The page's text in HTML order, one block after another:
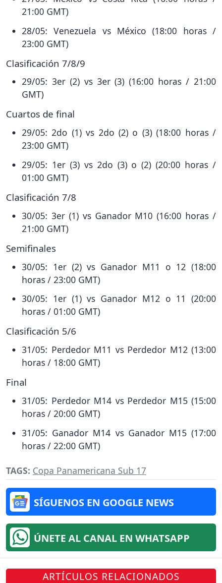
21:00 GMT)
28/05: Venezuela vs México (18:00 horas /
23:00 GMT)
Clasificación 7/8/9
29/05: 3er (2) vs 3er (3) (16:00 horas / 21:00
GMT)
Cuartos de final
29/05: 2do (1) vs 2do (2) o (3) (18:00 horas /
23:00 GMT)
29/05: 1er (3) vs 2do (3) o (2) (20:00 horas /
01:00 GMT)
Clasificación 7/8
30/05: 3er (1) vs Ganador M10 (16:00 horas /
21:00 GMT)
Semifinales
30/05: 1er (2) vs Ganador M11 o 12 (18:00
horas / 23:00 GMT)
30/05: 1er (1) vs Ganador M12 o 11 (20:00
horas / 01:00 GMT)
Clasificación 5/6
31/05: Perdedor M11 vs Perdedor M12 (13:00
horas / 18:00 GMT)
Final
31/05: Perdedor M14 vs Perdedor M15 (15:00
horas / 20:00 GMT)
31/05: Ganador M14 vs Ganador M15 (17:00
horas / 22:00 GMT)
TAGS: Copa Panamericana Sub 17
SÍGUENOS EN GOOGLE NEWS
ÚNETE AL CANAL EN WHATSAPP
ARTÍCULOS RELACIONADOS